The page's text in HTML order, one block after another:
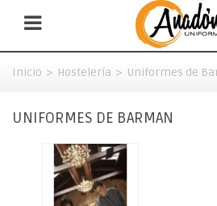
Inicio > Hostelería > Uniformes de
UNIFORMES DE BARMAN